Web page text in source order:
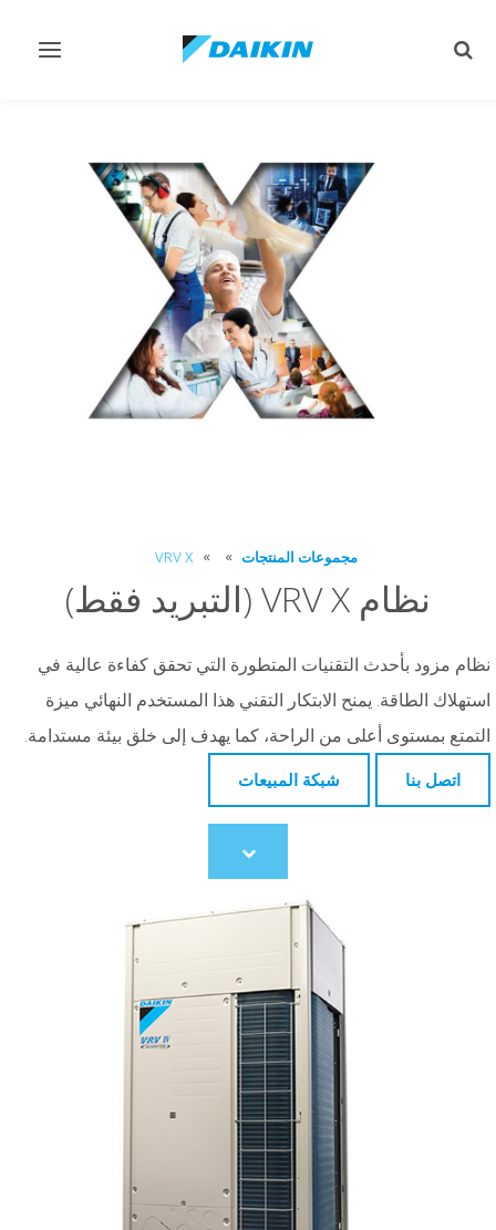
تبديل
تبديل
مجموعات المنتجات VRV X
نظام VRV X (التبريد فقط)
نظام مزود بأحدث التقنيات المتطورة التي تحقق كفاءة عالية في
استهلاك الطاقة. يمنح الابتكار التقني هذا المستخدم النهائي ميزة
التمتع بمستوى أعلى من الراحة، كما يهدف إلى خلق بيئة مستدامة.
اتصل بنا شبكة المبيعات
Scroll
to